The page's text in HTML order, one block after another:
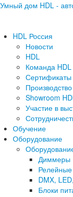
Умный дом HDL -
HDL Россия
Новости
HDL
Команда HDL
Производство
Showroom
Участие в
Обучение
Оборудование
Диммеры
DMX,
Блоки